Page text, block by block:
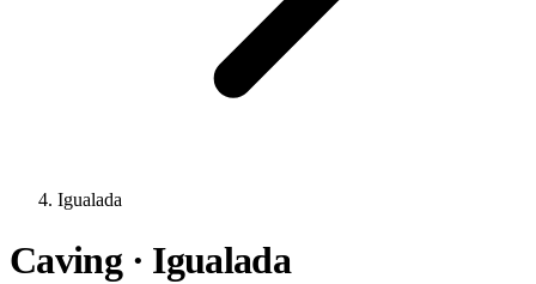
Igualada
Caving · Igualada